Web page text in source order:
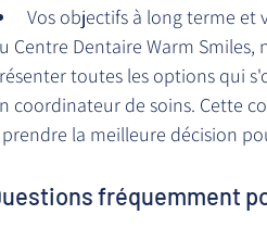
Vos objectifs à long terme et
Centre Dentaire Warm
toutes les options qui
coordinateur de soins. Cette
prendre la meilleure décision
fréquemment